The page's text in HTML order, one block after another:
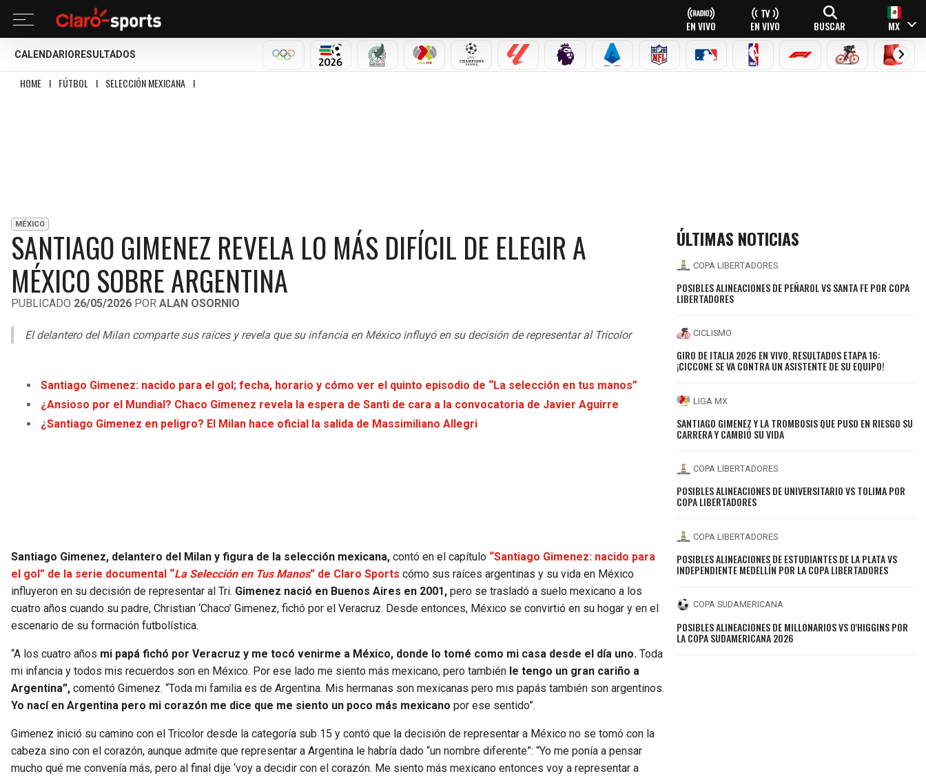
EN VIVO EN VIVO BUSCAR MX
CALENDARIO RESULTADOS
OLÍMPICOSMUNDIAL 2026SELECCIÓN MEXICANA
LIGA MX CHAMPIONS LEAGUE
LALIGA PREMIER LEAGUE
SERIE A NFL MLB NBA FÓRMULA 1CICLISMOBOXEO
HOME I FÚTBOL I SELECCIÓN MEXICANA I
MÉXICO
SANTIAGO GIMENEZ REVELA LO MÁS DIFÍCIL DE ELEGIR A
MÉXICO SOBRE ARGENTINA
PUBLICADO 26/05/2026 POR ALAN OSORNIO
El delantero del Milan comparte sus raíces y revela que su infancia en México influyó en su decisión de representar al Tricolor
Santiago Gimenez: nacido para el gol; fecha, horario y cómo ver el quinto episodio de “La selección en tus manos”
¿Ansioso por el Mundial? Chaco Gimenez revela la espera de Santi de cara a la convocatoria de Javier Aguirre
¿Santiago Gimenez en peligro? El Milan hace oficial la salida de Massimiliano Allegri
Santiago Gimenez, delantero del Milan y figura de la selección mexicana, contó en el capítulo “Santiago Gimenez: nacido para
el gol” de la serie documental “La Selección en Tus Manos” de Claro Sports cómo sus raíces argentinas y su vida en México
influyeron en su decisión de representar al Tri. Gimenez nació en Buenos Aires en 2001, pero se trasladó a suelo mexicano a los
cuatro años cuando su padre, Christian ‘Chaco’ Gimenez, fichó por el Veracruz. Desde entonces, México se convirtió en su hogar y en el
escenario de su formación futbolística.
“A los cuatro años mi papá fichó por Veracruz y me tocó venirme a México, donde lo tomé como mi casa desde el día uno. Toda
mi infancia y todos mis recuerdos son en México. Por ese lado me siento más mexicano, pero también le tengo un gran cariño a
Argentina”, comentó Gimenez. “Toda mi familia es de Argentina. Mis hermanas son mexicanas pero mis papás también son argentinos.
Yo nací en Argentina pero mi corazón me dice que me siento un poco más mexicano por ese sentido”.
Gimenez inició su camino con el Tricolor desde la categoría sub 15 y contó que la decisión de representar a México no se tomó con la
cabeza sino con el corazón, aunque admite que representar a Argentina le habría dado “un nombre diferente”: “Yo me ponía a pensar
mucho qué me convenía más, pero al final dije ‘voy a decidir con el corazón. Me siento más mexicano entonces voy a representar a
ÚLTIMAS NOTICIAS
COPA LIBERTADORES
POSIBLES ALINEACIONES DE PEÑAROL VS SANTA FE POR COPA
LIBERTADORES
CICLISMO
GIRO DE ITALIA 2026 EN VIVO, RESULTADOS ETAPA 16:
¡CICCONE SE VA CONTRA UN ASISTENTE DE SU EQUIPO!
LIGA MX
SANTIAGO GIMENEZ Y LA TROMBOSIS QUE PUSO EN RIESGO SU
CARRERA Y CAMBIÓ SU VIDA
COPA LIBERTADORES
POSIBLES ALINEACIONES DE UNIVERSITARIO VS TOLIMA POR
COPA LIBERTADORES
COPA LIBERTADORES
POSIBLES ALINEACIONES DE ESTUDIANTES DE LA PLATA VS
INDEPENDIENTE MEDELLÍN POR LA COPA LIBERTADORES
COPA SUDAMERICANA
POSIBLES ALINEACIONES DE MILLONARIOS VS O'HIGGINS POR
LA COPA SUDAMERICANA 2026